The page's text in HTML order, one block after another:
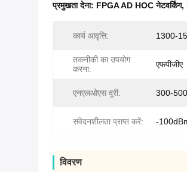
प्रमुखता देना: FPGA AD HOC नेटवर्किंग,
कार्य आवृत्ति: 1300-
तकनीकी का उपयोग
करना:
एफपीजीए
एनएलओएस दूरी: 300-500
संवेदनशीलता प्राप्त करें: -
विवरण